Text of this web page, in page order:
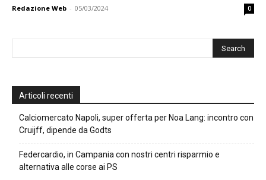
Redazione Web - 05/03/2024 0
Articoli recenti
Calciomercato Napoli, super offerta per Noa Lang: incontro con
Cruijff, dipende da Godts
Federcardio, in Campania con nostri centri risparmio e
alternativa alle corse ai PS